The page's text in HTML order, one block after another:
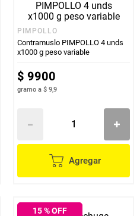
PIMPOLLO
Contramuslo PIMPOLLO 4 unds
x1000 g peso variable
$ 9900
gramo a $ 9,9
Agregar
15% OFF